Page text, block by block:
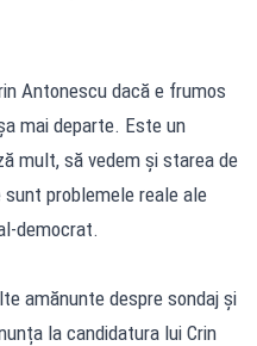
Antonescu dacă e frumos
mai departe. Este un
mult, să vedem și starea de
problemele reale ale
democrat.
amănunte despre sondaj și
la candidatura lui Crin